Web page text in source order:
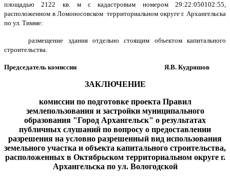
площадью 2122 кв. м с кадастровым номером 29:22:050102:55,
расположенном в Ломоносовском территориальном округе г. Архангельска
по ул. Тимме:
размещение здания отдельно стоящим объектом капитального
строительства.
Председатель комиссии Я.В. Кудряшов
ЗАКЛЮЧЕНИЕ
комиссии по подготовке проекта Правил
землепользования и застройки муниципального
образования "Город Архангельск" о результатах
публичных слушаний по вопросу о предоставлении
разрешения на условно разрешенный вид использования
земельного участка и объекта капитального строительства,
расположенных в Октябрьском территориальном округе г.
Архангельска по ул. Вологодской